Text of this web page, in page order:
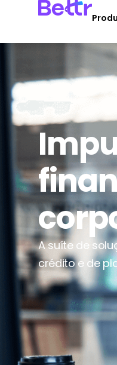
A suíte de
crédito e de